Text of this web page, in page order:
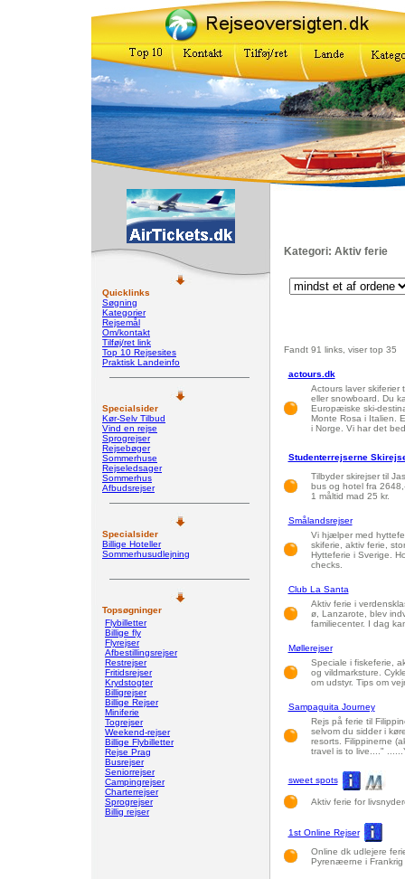
Quicklinks
Søgning
Kategorier
Rejsemål
Om/kontakt
Tilføj/ret link
Top 10 Rejsesites
Praktisk Landeinfo
Specialsider
Kør-Selv Tilbud
Vind en rejse
Sprogrejser
Rejsebøger
Sommerhuse
Rejseledsager
Sommerhus
Afbudsrejser
Specialsider
Billige Hoteller
Sommerhusudlejning
Topsøgninger
Flybilletter
Billige fly
Flyrejser
Afbestillingsrejser
Restrejser
Fritidsrejser
Krydstogter
Billigrejser
Billige Rejser
Miniferie
Togrejser
Weekend-rejser
Billige Flybilletter
Rejse Prag
Busrejser
Seniorrejser
Campingrejser
Charterrejser
Sprogrejser
Billig rejser
Kategori: Aktiv ferie
Fandt 91 links, viser top 35
actours.dk
Actours laver skiferier
eller snowboard. Du
Europæiske ski-
Monte Rosa i Italien.
i Norge. Vi har det
Studenterrejserne
Tilbyder skirejser til
bus og hotel fra
1 måltid mad 25 kr.
Smålandsrejser
Vi hjælper med
skiferie, aktiv ferie,
Hytteferie i Sverige.
checks.
Club La Santa
Aktiv ferie i
ø, Lanzarote, blev
familiecenter. I dag
Møllerejser
Speciale i fiskeferie,
og vildmarksture.
om udstyr. Tips om
Sampaguita Journey
Rejs på ferie til
selvom du sidder i
resorts. Filippinerne
travel is to live...."
sweet spots
Aktiv ferie for
1st Online Rejser
Online dk udlejere
Pyrenæerne i Frankrig